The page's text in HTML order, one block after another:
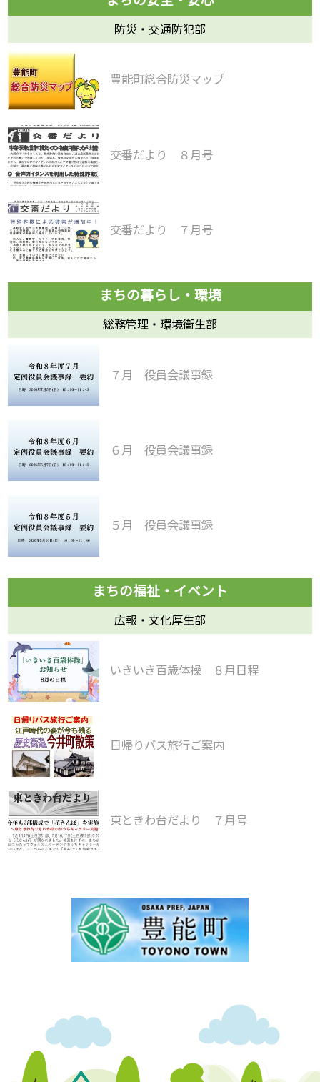
防災・交通防犯部
豊能町総合防災マップ
交番だより ８月号
交番だより ７月号
総務管理・環境衛生部
７月 役員会議事録
６月 役員会議事録
５月 役員会議事録
広報・文化厚生部
いきいき百歳体操 ８月日程
日帰りバス旅行ご案内
東ときわ台だより ７月号